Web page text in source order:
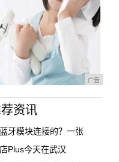
广告
资讯
牙模块连接的？一张
Plus今天在武汉